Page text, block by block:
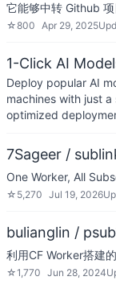
它能够中转 Github 项
☆800 Apr 29, 2025
1-Click AI
Deploy popular AI
machines with just
optimized
7Sageer /
One Worker, All
☆ 5,270 Jul 19, 2026
bulianglin / psub
利用CF Worker搭建
☆1,770 Jun 28, 2024